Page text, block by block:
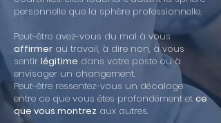
personnelle que la sphère professionnelle.
Peut-être avez-vous du mal à vous
affirmer au travail, à dire non, à vous
sentir légitime dans votre poste ou à
envisager un changement.
Peut-être ressentez-vous un décalage
entre ce que vous êtes profondément et ce
que vous montrez aux autres.